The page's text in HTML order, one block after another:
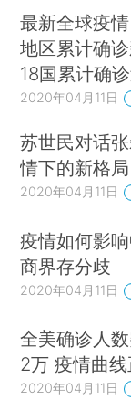
最新全球疫
地区累计确
18国累计确
2020年04月11日
苏世民对话
情下的新格局
2020年04月11日
疫情如何影
商界存分歧
2020年04月11日
全美确诊人
2万 疫情曲
2020年04月11日